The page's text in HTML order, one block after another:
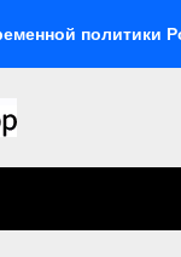
политики России